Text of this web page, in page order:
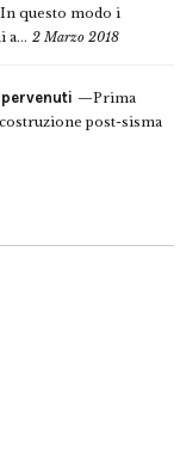
questo modo i
a... 2 Marzo 2018
Prima
post-sisma